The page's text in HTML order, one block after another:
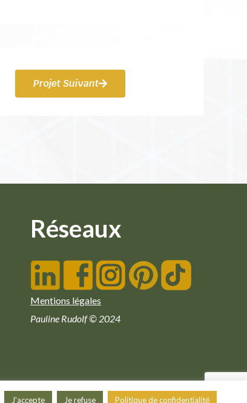
Projet Suivant
J'accepte Je refuse Politique de confidentialité
Réseaux
Mentions légales
Pauline Rudolf © 2024